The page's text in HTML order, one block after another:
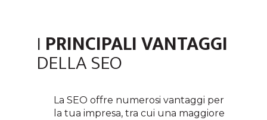
I PRINCIPALI VANTAGGI
DELLA SEO
La SEO offre numerosi vantaggi per
la tua impresa, tra cui una maggiore